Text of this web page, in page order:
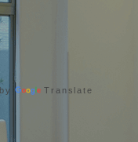
Translate